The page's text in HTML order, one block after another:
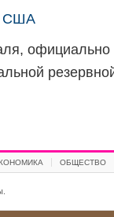
США
официально
ОБЩЕСТВО